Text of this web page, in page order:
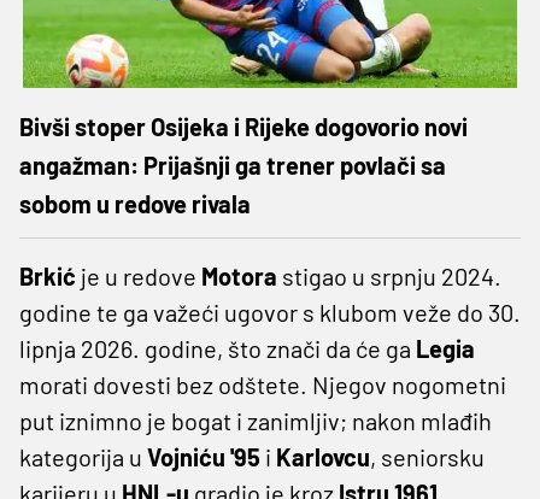
Bivši stoper Osijeka i Rijeke dogovorio novi
angažman: Prijašnji ga trener povlači sa
sobom u redove rivala
Brkić je u redove Motora stigao u srpnju 2024.
godine te ga važeći ugovor s klubom veže do 30.
lipnja 2026. godine, što znači da će ga Legia
morati dovesti bez odštete. Njegov nogometni
put iznimno je bogat i zanimljiv; nakon mlađih
kategorija u Vojniću '95 i Karlovcu, seniorsku
karijeru u HNL-u gradio je kroz Istru 1961,